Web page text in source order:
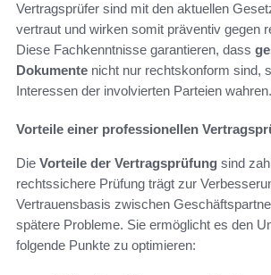
Vertragsprüfer sind mit den aktuellen
vertraut und wirken somit präventiv gegen
Diese Fachkenntnisse garantieren, dass
Dokumente nicht nur rechtskonform sind,
Interessen der involvierten Parteien wahren.
Vorteile einer professionellen
Die Vorteile der Vertragsprüfung sind
rechtssichere Prüfung trägt zur
Vertrauensbasis zwischen
spätere Probleme. Sie ermöglicht es den
folgende Punkte zu optimieren: